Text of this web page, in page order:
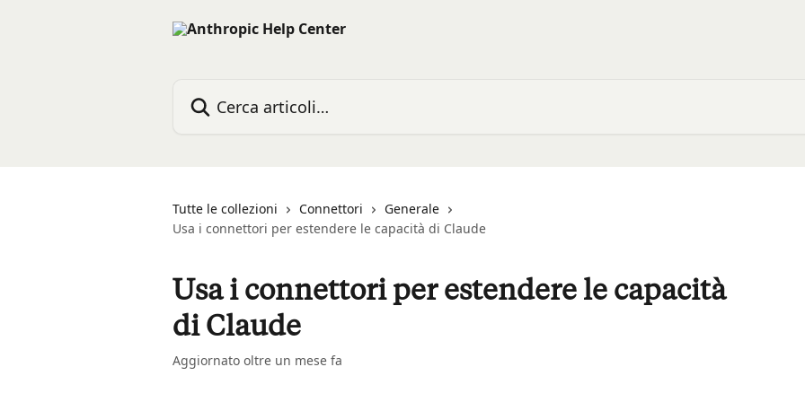
Tutte le collezioni Connettori
Generale
Usa i connettori per estendere le capacità di Claude
Usa i connettori per estendere le capacità
di Claude
Aggiornato oltre un mese fa